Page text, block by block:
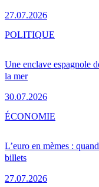
27.07.2026
Une enclave espagnole
la mer
30.07.2026
POLITIQUE
L’euro en mèmes :
billets
27.07.2026
ÉCONOMIE